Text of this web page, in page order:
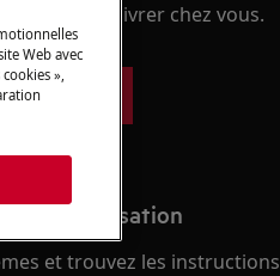
et faites-les livrer chez vous.
détachées
d'utilisation
et trouvez les instructions
Web avec
»,